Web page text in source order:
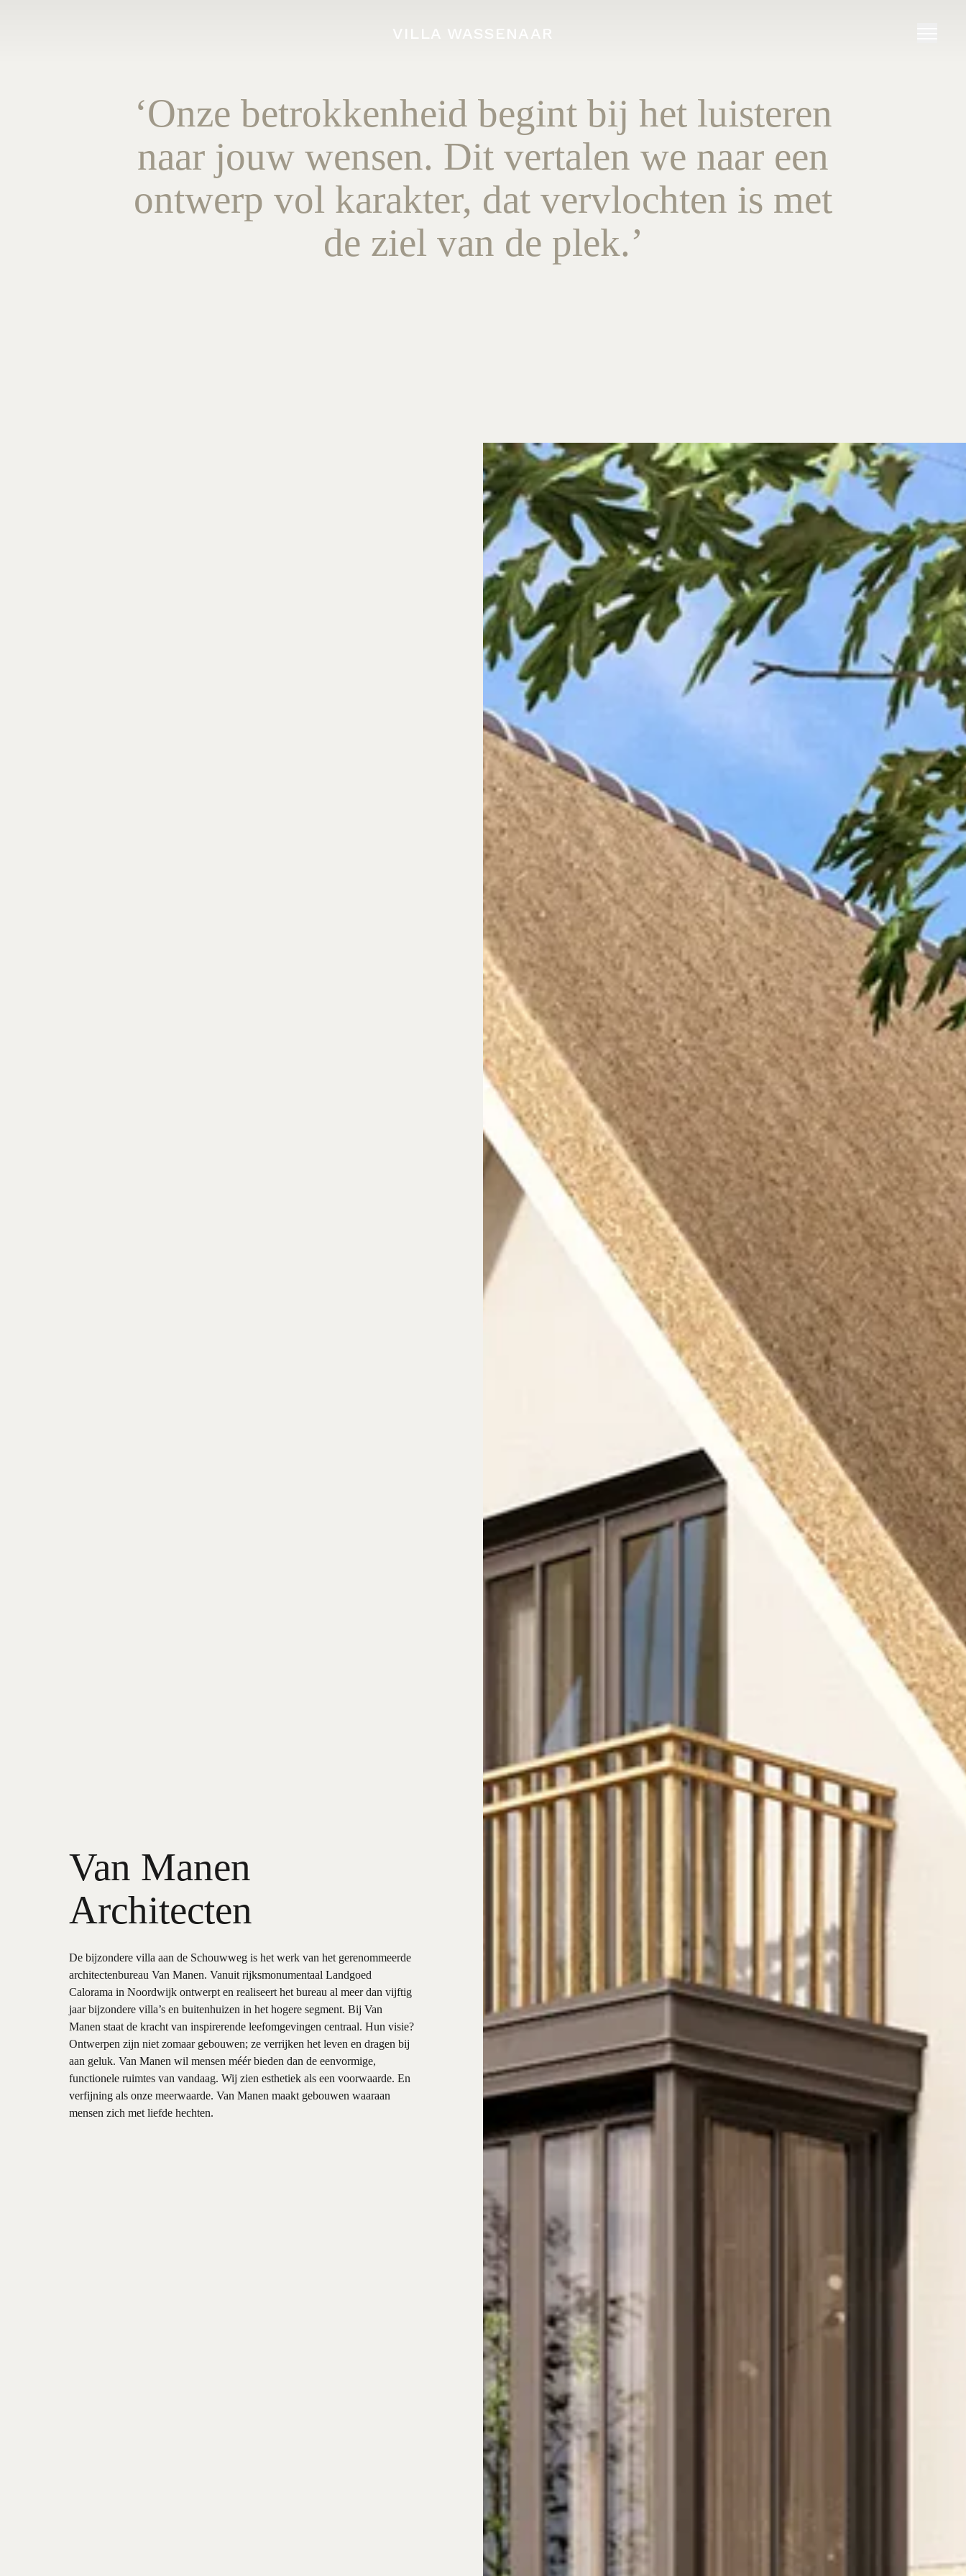
VILLA WASSENAAR
‘Onze betrokkenheid begint bij het luisteren
naar jouw wensen. Dit vertalen we naar een
ontwerp vol karakter, dat vervlochten is met
de ziel van de plek.’
Van Manen
Architecten
De bijzondere villa aan de Schouwweg is het werk van het gerenommeerde
architectenbureau Van Manen. Vanuit rijksmonumentaal Landgoed
Calorama in Noordwijk ontwerpt en realiseert het bureau al meer dan vijftig
jaar bijzondere villa’s en buitenhuizen in het hogere segment. Bij Van
Manen staat de kracht van inspirerende leefomgevingen centraal. Hun visie?
Ontwerpen zijn niet zomaar gebouwen; ze verrijken het leven en dragen bij
aan geluk. Van Manen wil mensen méér bieden dan de eenvormige,
functionele ruimtes van vandaag. Wij zien esthetiek als een voorwaarde. En
verfijning als onze meerwaarde. Van Manen maakt gebouwen waaraan
mensen zich met liefde hechten.